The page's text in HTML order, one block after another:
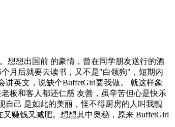
想出国前 的豪情，曾在同学朋友送行的酒
月后就要去读书，又不是"白领狗"，短期内
英文，说缺个BuffetGirl要我做。 就这样象
板和客人都还仁慈 友善，虽辛苦但心是快乐
自己 是如此的美丽，怪不得厨房的人叫我靓
赚钱又减肥。想想其中奥秘，原来 BuffetGirl